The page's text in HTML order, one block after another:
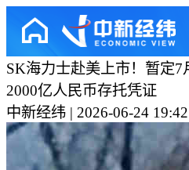
SK海力士赴美上市！暂定
2000亿人民币存托凭证
中新经纬 | 2026-06-24